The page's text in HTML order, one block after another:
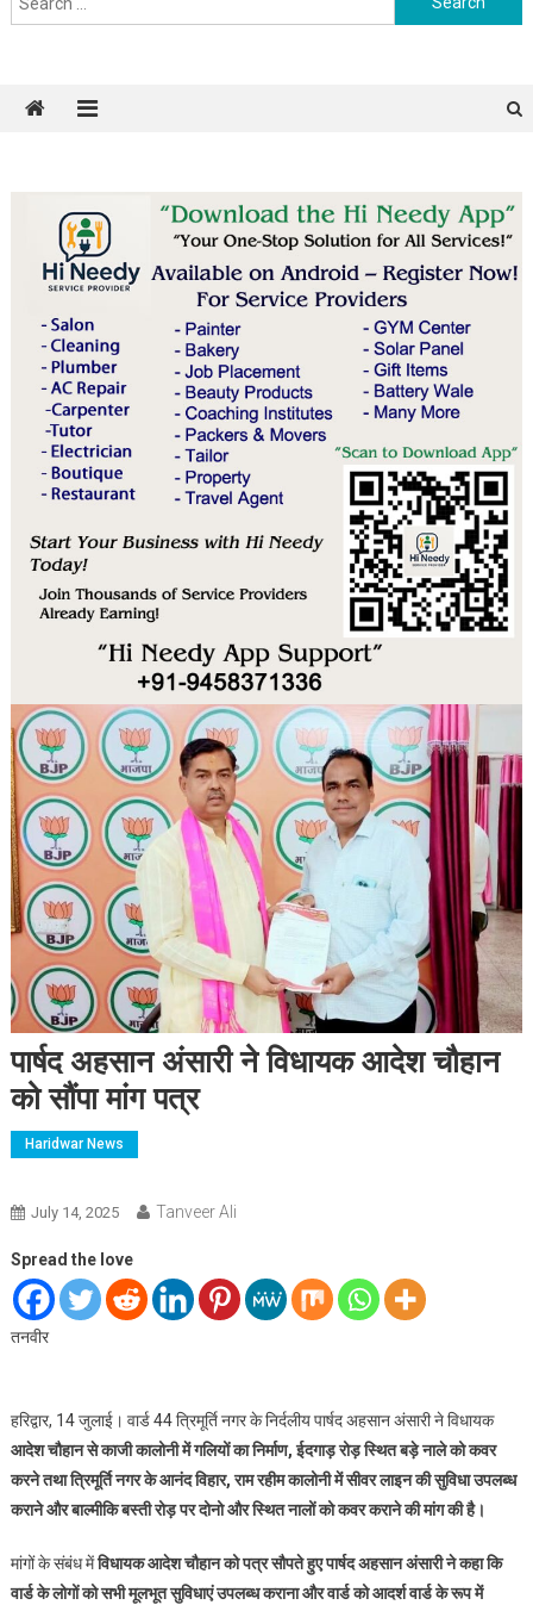
पार्षद अहसान अंसारी ने विधायक आदेश चौहान
को सौंपा मांग पत्र
Haridwar News
July 14, 2025 Tanveer Ali
Spread the love
तनवीर
हरिद्वार, 14 जुलाई। वार्ड 44 त्रिमूर्ति नगर के निर्दलीय पार्षद अहसान अंसारी ने विधायक
आदेश चौहान से काजी कालोनी में गलियों का निर्माण, ईदगाड़ रोड़ स्थित बड़े नाले को कवर
करने तथा त्रिमूर्ति नगर के आनंद विहार, राम रहीम कालोनी में सीवर लाइन की सुविधा उपलब्ध
कराने और बाल्मीकि बस्ती रोड़ पर दोनो और स्थित नालों को कवर कराने की मांग की है।
मांगों के संबंध मेंविधायक आदेश चौहान को पत्र सौपते हुए पार्षद अहसान अंसारी ने कहा कि
वार्ड के लोगों को सभी मूलभूत सुविधाएं उपलब्ध कराना और वार्ड को आदर्श वार्ड के रूप में